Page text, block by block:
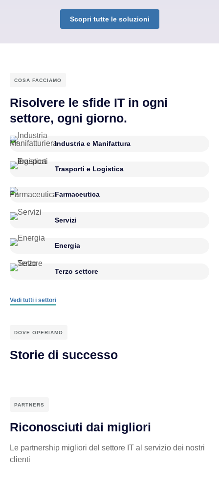
Scopri tutte le soluzioni
COSA FACCIAMO
Risolvere le sfide IT in ogni
settore, ogni giorno.
Industria e Manifattura
Trasporti e Logistica
Farmaceutica
Servizi
Energia
Terzo settore
Vedi tutti i settori
DOVE OPERIAMO
Storie di successo
PARTNERS
Riconosciuti dai migliori
Le partnership migliori del settore IT al servizio dei nostri
clienti